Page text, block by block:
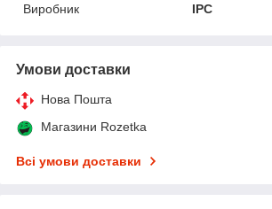
Виробник
IPC
Умови доставки
Нова Пошта
Магазини Rozetka
Всі умови доставки